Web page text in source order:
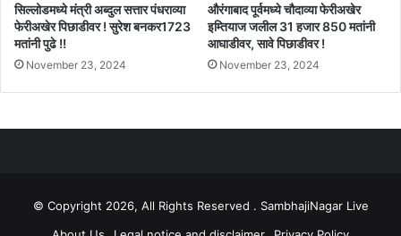
सिल्लोडमध्ये मंत्री अब्दुल सत्तार पंधराव्या
फेरीअखेर पिछाडीवर ! सुरेश बनकर1723
मतांनी पुढे !!
November 23, 2024
औरंगाबाद पूर्वमध्ये चौदाव्या फेरीअखेर
इम्तियाज जलील 31 हजार 850 मतांनी
आघाडीवर, सावे पिछाडीवर !
November 23, 2024
© Copyright 2026, All Rights Reserved . SambhajiNagar Live